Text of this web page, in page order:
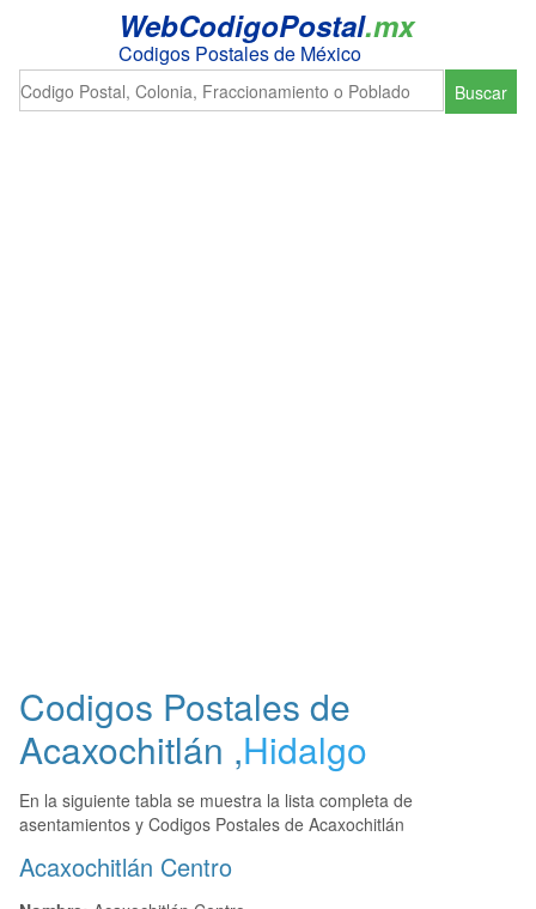
WebCodigoPostal.mx
Codigos Postales de México
Buscar
Codigos Postales de
Acaxochitlán ,Hidalgo
En la siguiente tabla se muestra la lista completa de
asentamientos y Codigos Postales de Acaxochitlán
Acaxochitlán Centro